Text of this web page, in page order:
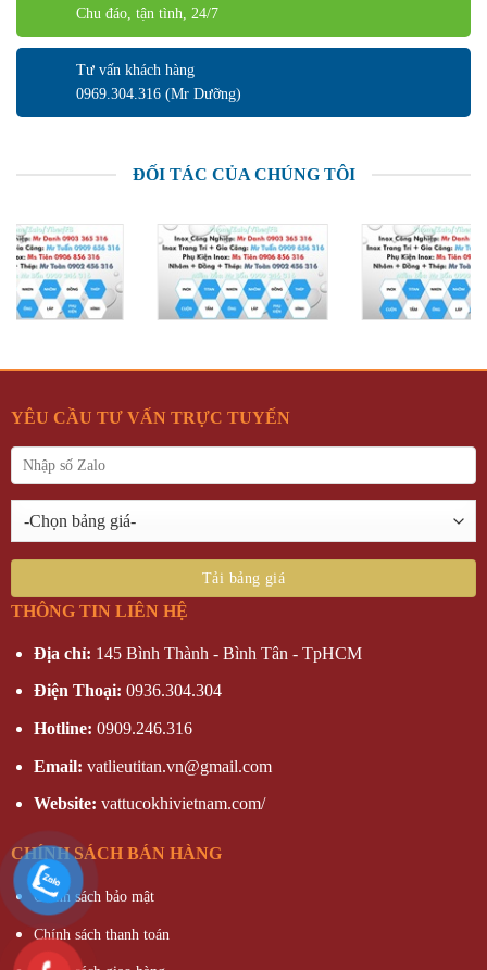
Chu đáo, tận tình, 24/7
Tư vấn khách hàng
0969.304.316 (Mr Dưỡng)
ĐỐI TÁC CỦA CHÚNG TÔI
YÊU CẦU TƯ VẤN TRỰC TUYẾN
THÔNG TIN LIÊN HỆ
Địa chỉ: 145 Bình Thành - Bình Tân - TpHCM
Điện Thoại: 0936.304.304
Hotline: 0909.246.316
Email: vatlieutitan.vn@gmail.com
Website: vattucokhivietnam.com/
CHÍNH SÁCH BÁN HÀNG
Chính sách bảo mật
Chính sách thanh toán